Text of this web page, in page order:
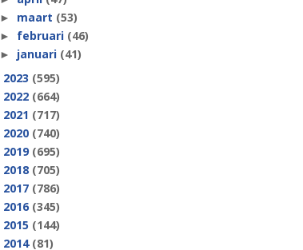
► maart (53)
► februari (46)
► januari (41)
2023 (595)
2022 (664)
2021 (717)
2020 (740)
2019 (695)
2018 (705)
2017 (786)
2016 (345)
2015 (144)
2014 (81)